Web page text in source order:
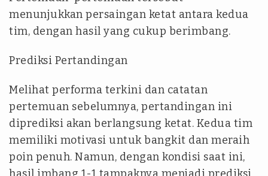
menunjukkan persaingan ketat antara kedua
tim, dengan hasil yang cukup berimbang.
Prediksi Pertandingan
Melihat performa terkini dan catatan
pertemuan sebelumnya, pertandingan ini
diprediksi akan berlangsung ketat. Kedua tim
memiliki motivasi untuk bangkit dan meraih
poin penuh. Namun, dengan kondisi saat ini,